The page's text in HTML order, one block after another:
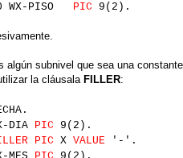
PISO PIC 9(2).
algún subnivel que sea una
la cláusala FILLER:
DIA PIC 9(2).
PIC X VALUE '-'.